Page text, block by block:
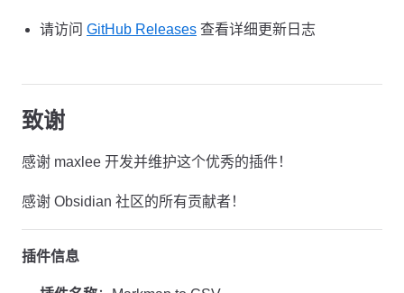
请访问 GitHub Releases 查看详细更新日志
致谢
感谢 maxlee 开发并维护这个优秀的插件！
感谢 Obsidian 社区的所有贡献者！
插件信息